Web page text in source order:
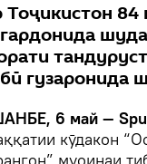
Тоҷикистон 84
гузаронида
6 май —
кӯдакон